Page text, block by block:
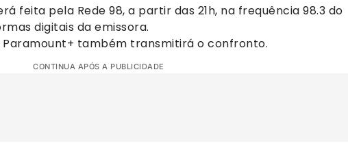
feita pela Rede 98, a partir das 21h, na frequência 98.3 do
digitais da emissora.
também transmitirá o confronto.
CONTINUA APÓS A PUBLICIDADE